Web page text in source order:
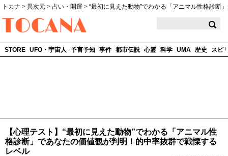
トカナ > 異次元 > 占い・開運 > “最初に見えた動物”でわかる「アニマル性格診断
STORE UFO・宇宙人 予言予知 事件 都市伝説 心霊 科学 UMA 歴史 スピ
【心理テスト】“最初に見えた動物”でわかる「アニマル性
格診断」であなたの価値観が判明！的中率抜群で戦慄する
レベル